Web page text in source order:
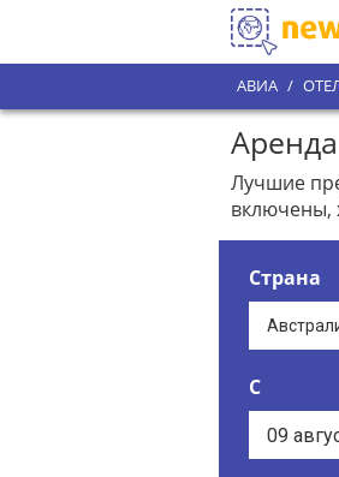
АВИА /
Лучшие
включены,
Страна
С